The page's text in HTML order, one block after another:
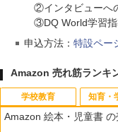
②インタビューへ
③DQ World学習指
申込方法： 特設ペー
Amazon 売れ筋ランキ
学校教育 知育・
Amazon 絵本・児童書